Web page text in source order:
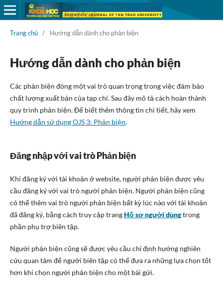
Trang chủ / Hướng dẫn dành cho phản biện
Hướng dẫn dành cho phản biện
Các phản biện đóng một vai trò quan trọng trong việc đảm bảo
chất lượng xuất bản của tạp chí. Sau đây mô tả cách hoàn thành
quy trình phản biện. Để biết thêm thông tin chi tiết, hãy xem
Hướng dẫn sử dụng OJS 3: Phản biện.
Đăng nhập với vai trò Phản biện
Khi đăng ký với tài khoản ở website, người phản biện được yêu
cầu đăng ký với vai trò người phản biện. Người phản biện cũng
có thể thêm vai trò người phản biện bất kỳ lúc nào với tài khoản
đã đăng ký, bằng cách truy cập trangHồ sơ người dùngtrong
phần phụ trợ biên tập.
Người phản biện cũng sẽ được yêu cầu chỉ định hướng nghiên
cứu quan tâm để người biên tập có thể đưa ra những lựa chọn tốt
hơn khi chọn người phản biện cho một bài gửi.